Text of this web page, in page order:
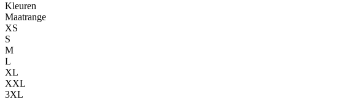
Kleuren
Maatrange
XS
S
M
L
XL
XXL
3XL